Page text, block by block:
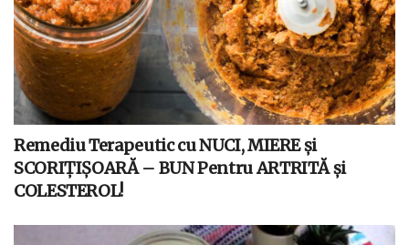
Remediu Terapeutic cu NUCI, MIERE și
SCORIȚIȘOARĂ – BUN Pentru ARTRITĂ și
COLESTEROL!